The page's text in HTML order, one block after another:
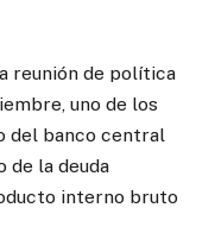
reunión de política
uno de los
del banco central
de la deuda
interno bruto